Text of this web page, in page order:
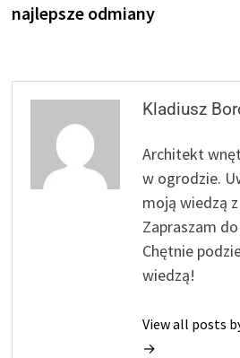
najlepsze odmiany
Kladiusz
Architekt
w ogrodzie.
moją wiedzą
Zapraszam
Chętnie
wiedzą!
View all posts
→